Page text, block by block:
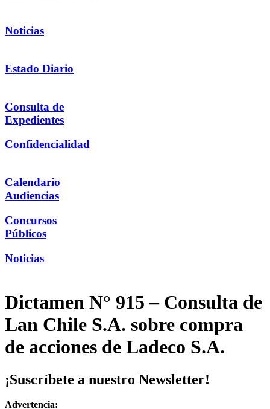
Noticias
Estado Diario
Consulta de
Expedientes
Confidencialidad
Calendario
Audiencias
Concursos
Públicos
Noticias
Dictamen N° 915 – Consulta de
Lan Chile S.A. sobre compra
de acciones de Ladeco S.A.
¡Suscríbete a nuestro Newsletter!
Advertencia: